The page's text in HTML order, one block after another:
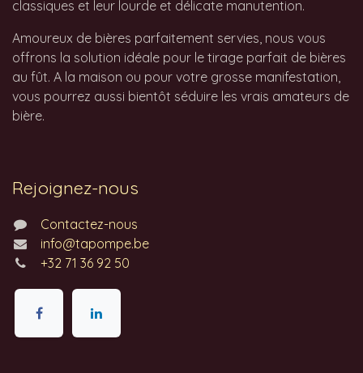
classiques et leur lourde et délicate manutention.
Amoureux de bières parfaitement servies, nous vous
offrons la solution idéale pour le tirage parfait de bières
au fût. A la maison ou pour votre grosse manifestation,
vous pourrez aussi bientôt séduire les vrais amateurs de
bière.
Rejoignez-nous
Contactez-nous
info@tapompe.be
+32 71 36 92 50